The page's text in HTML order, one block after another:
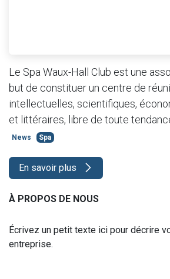
Le Spa Waux-Hall Club est une
but de constituer un centre de
intellectuelles, scientifiques,
et littéraires, libre de toute tendance
News Spa
En savoir plus
À PROPOS DE NOUS
Écrivez un petit texte ici pour décrire
entreprise.